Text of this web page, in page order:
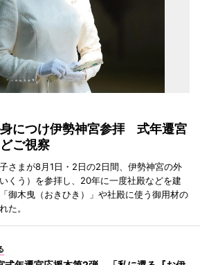
につけ伊勢神宮参拝 式年遷宮
ご視察
さまが8月1日・2日の2日間、伊勢神宮の外
くう）を参拝し、20年に一度社殿などを建
御木曳（おきひき）」や社殿に使う御用材の
た。